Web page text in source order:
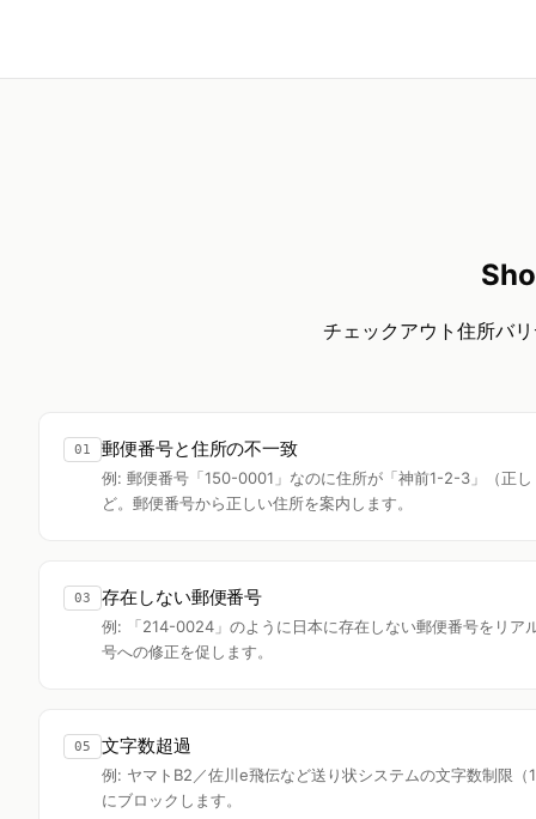
チェックアウト住所バ
01 郵便番号と住所の不一致
例: 郵便番号「150-0001」なのに住所が「神前1-2-3」（正
ど。郵便番号から正しい住所を案内します。
03 存在しない郵便番号
例: 「214-0024」のように日本に存在しない郵便番号をリア
号への修正を促します。
05 文字数超過
例: ヤマトB2／佐川e飛伝など送り状システムの文字数制限
にブロックします。